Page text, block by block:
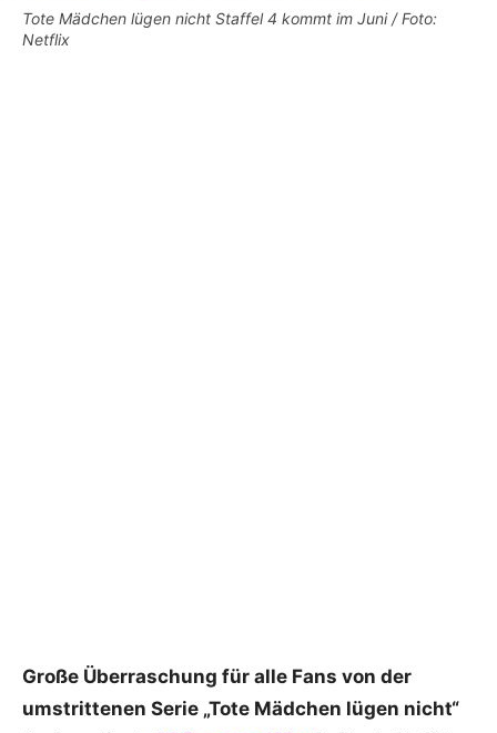
Tote Mädchen lügen nicht Staffel 4 kommt im Juni / Foto:
Netflix
Große Überraschung für alle Fans von der
umstrittenen Serie „Tote Mädchen lügen nicht“